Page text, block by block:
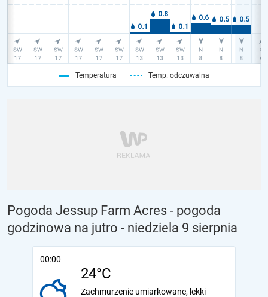
Temperatura Temp. odczuwalna
Pogoda Jessup Farm Acres - pogoda
godzinowa na jutro - niedziela 9 sierpnia
00:00
24°C
Zachmurzenie umiarkowane, lekki